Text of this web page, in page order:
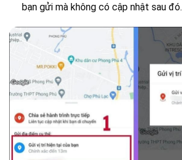
bạn gửi mà không có cập nhật sau đó.